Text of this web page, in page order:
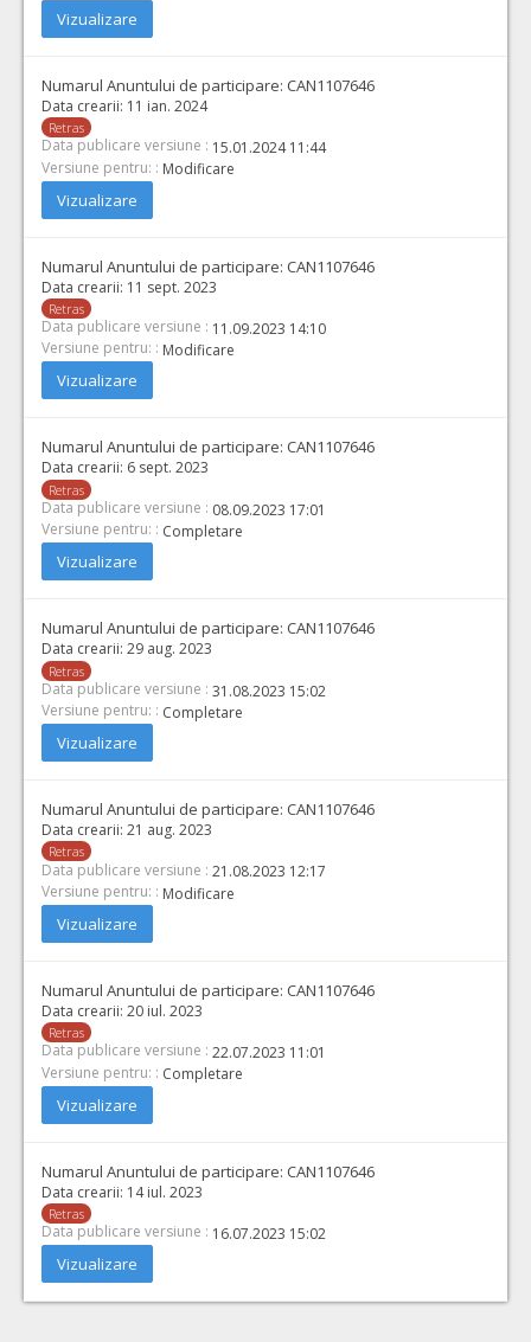
Vizualizare
Numarul Anuntului de participare: CAN1107646
Data crearii: 11 ian. 2024
Retras
Data publicare versiune : 15.01.2024 11:44
Versiune pentru: : Modificare
Vizualizare
Numarul Anuntului de participare: CAN1107646
Data crearii: 11 sept. 2023
Retras
Data publicare versiune : 11.09.2023 14:10
Versiune pentru: : Modificare
Vizualizare
Numarul Anuntului de participare: CAN1107646
Data crearii: 6 sept. 2023
Retras
Data publicare versiune : 08.09.2023 17:01
Versiune pentru: : Completare
Vizualizare
Numarul Anuntului de participare: CAN1107646
Data crearii: 29 aug. 2023
Retras
Data publicare versiune : 31.08.2023 15:02
Versiune pentru: : Completare
Vizualizare
Numarul Anuntului de participare: CAN1107646
Data crearii: 21 aug. 2023
Retras
Data publicare versiune : 21.08.2023 12:17
Versiune pentru: : Modificare
Vizualizare
Numarul Anuntului de participare: CAN1107646
Data crearii: 20 iul. 2023
Retras
Data publicare versiune : 22.07.2023 11:01
Versiune pentru: : Completare
Vizualizare
Numarul Anuntului de participare: CAN1107646
Data crearii: 14 iul. 2023
Retras
Data publicare versiune : 16.07.2023 15:02
Vizualizare